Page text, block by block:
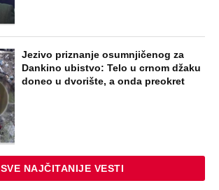
Jezivo priznanje osumnjičenog za
Dankino ubistvo: Telo u crnom džaku
doneo u dvorište, a onda preokret
SVE NAJČITANIJE VESTI